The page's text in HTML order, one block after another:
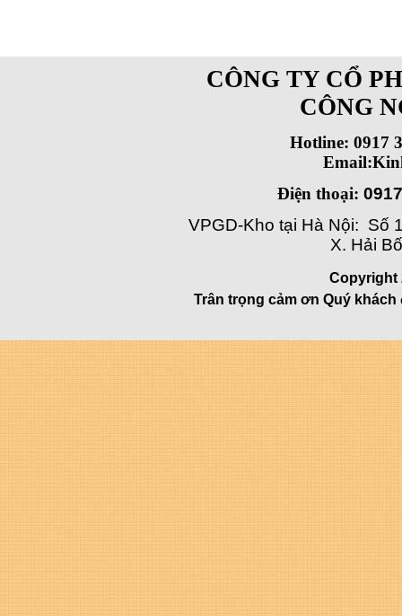
CÔNG TY CỔ
CÔNG
Hotline: 0917
Điện thoại:
VPGD-Kho tại Hà Nội: Số
X. Hải
Copyright
Trân trọng cảm ơn Quý